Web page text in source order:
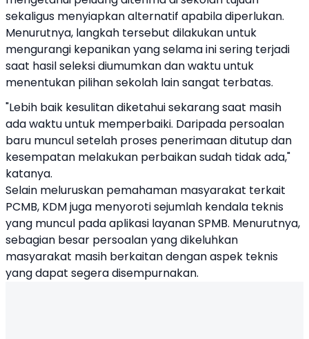
sekaligus menyiapkan alternatif apabila diperlukan.
Menurutnya, langkah tersebut dilakukan untuk
mengurangi kepanikan yang selama ini sering terjadi
saat hasil seleksi diumumkan dan waktu untuk
menentukan pilihan sekolah lain sangat terbatas.
"Lebih baik kesulitan diketahui sekarang saat masih
ada waktu untuk memperbaiki. Daripada persoalan
baru muncul setelah proses penerimaan ditutup dan
kesempatan melakukan perbaikan sudah tidak ada,"
katanya.
Selain meluruskan pemahaman masyarakat terkait
PCMB, KDM juga menyoroti sejumlah kendala teknis
yang muncul pada aplikasi layanan SPMB. Menurutnya,
sebagian besar persoalan yang dikeluhkan
masyarakat masih berkaitan dengan aspek teknis
yang dapat segera disempurnakan.